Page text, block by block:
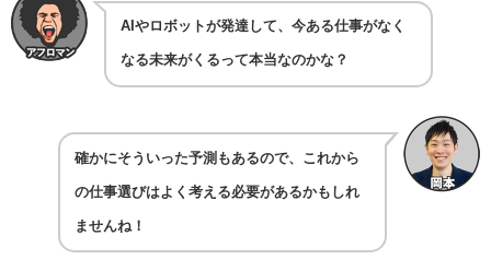
AIやロボットが発達して、今ある仕事がなく
なる未来がくるって本当なのかな？
確かにそういった予測もあるので、これから
の仕事選びはよく考える必要があるかもしれ
ませんね！